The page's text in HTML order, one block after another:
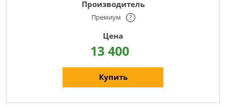
Премиум ?
13 400
Купить